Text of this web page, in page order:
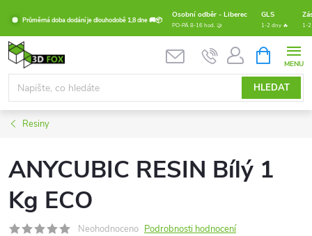
obsah
Průměrná doba dodání je dlouhodobě 1,8 dne 🚚📦
Osobní odběr - Liberec GLS
PO-PÁ 8-16 hod. 🤝 1-2 dny 🔥 1-
HLEDAT
NÁKUPNÍ
KOŠÍK
Resiny
ANYCUBIC RESIN Bílý 1
Kg ECO
Neohodnoceno Podrobnosti hodnocení